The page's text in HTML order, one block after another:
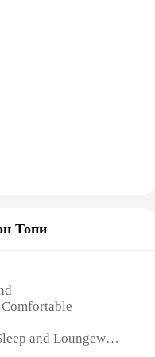
Топи
and Loungewear